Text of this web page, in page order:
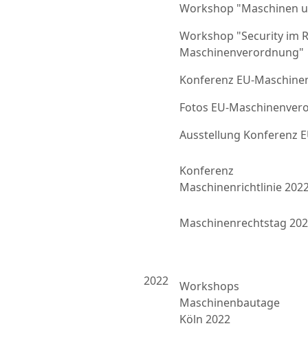
Workshop "Maschinen
Workshop "Security im
Maschinenverordnung"
Konferenz EU-
Fotos EU-
Ausstellung Konferenz
2022
Konferenz
Maschinenrichtlinie
Maschinenrechtstag
Workshops
Maschinenbautage
Köln 2022